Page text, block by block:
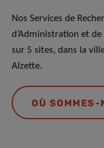
Nos Services de
d’Administration et
sur 5 sites, dans la
Alzette.
OÙ SOMMES-